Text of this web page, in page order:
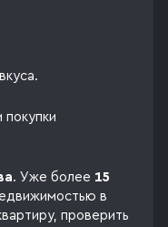
покупки
. Уже более 15
в
проверить